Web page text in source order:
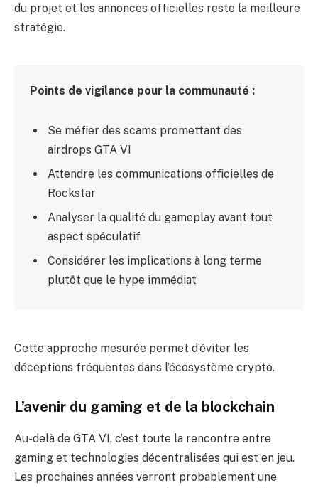
du projet et les annonces officielles reste la meilleure
stratégie.
Points de vigilance pour la communauté :
Se méfier des scams promettant des
airdrops GTA VI
Attendre les communications officielles de
Rockstar
Analyser la qualité du gameplay avant tout
aspect spéculatif
Considérer les implications à long terme
plutôt que le hype immédiat
Cette approche mesurée permet d’éviter les
déceptions fréquentes dans l’écosystème crypto.
L’avenir du gaming et de la blockchain
Au-delà de GTA VI, c’est toute la rencontre entre
gaming et technologies décentralisées qui est en jeu.
Les prochaines années verront probablement une